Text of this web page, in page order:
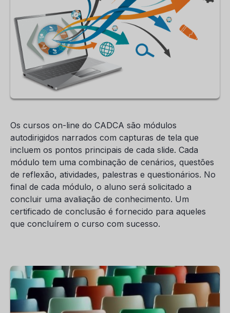
Os cursos on-line do CADCA são módulos
autodirigidos narrados com capturas de tela que
incluem os pontos principais de cada slide. Cada
módulo tem uma combinação de cenários, questões
de reflexão, atividades, palestras e questionários. No
final de cada módulo, o aluno será solicitado a
concluir uma avaliação de conhecimento. Um
certificado de conclusão é fornecido para aqueles
que concluírem o curso com sucesso.